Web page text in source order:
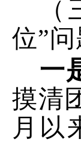
位”问
一
摸清
月以